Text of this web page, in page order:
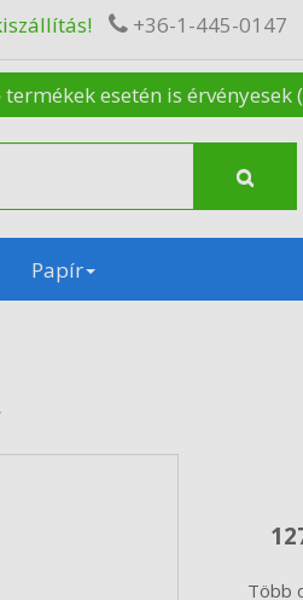
+36-1-445-0147
esetén is érvényesek
Papír
Több